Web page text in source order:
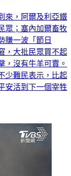
來，阿爾及利亞鐵
眾；塞內加爾畜牧
賺一波「節日
，大批民眾買不起
，沒有牛羊可賣。
少難民表示，比起
安活到下一個宰牲